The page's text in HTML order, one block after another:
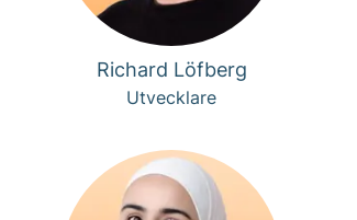
Richard Löfberg
Utvecklare